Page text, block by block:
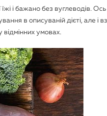
і бажано без вуглеводів. Ось
в описуваній дієті, але і
умовах.